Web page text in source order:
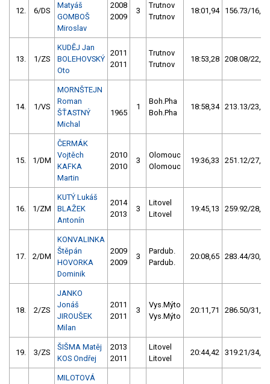
12. 6/DS
Matyáš
GOMBOŠ
Miroslav
2008
2009
3
Trutnov
Trutnov
18:01,94 156.73/16,9
13. 1/ZS
KUDĚJ Jan
BOLEHOVSKÝ
Oto
2011
2011
Trutnov
Trutnov
18:53,28 208.08/22,5
14. 1/VS
MORNŠTEJN
Roman
ŠŤASTNÝ
Michal
1965
1
Boh.Pha
Boh.Pha
18:58,34 213.13/23,0
15. 1/DM
ČERMÁK
Vojtěch
KAFKA
Martin
2010
2010
3
Olomouc
Olomouc
19:36,33 251.12/27,1
16. 1/ZM
KUTÝ Lukáš
BLAŽEK
Antonín
2014
2013
3
Litovel
Litovel
19:45,13 259.92/28,1
17. 2/DM
KONVALINKA
Štěpán
HOVORKA
Dominik
2009
2009
3
Pardub.
Pardub.
20:08,65 283.44/30,6
18. 2/ZS
JANKO
Jonáš
JIROUŠEK
Milan
2011
2011
3
Vys.Mýto
Vys.Mýto
20:11,71 286.50/31,0
19. 3/ZS
ŠIŠMA Matěj
KOS Ondřej
2013
2011
Litovel
Litovel
20:44,42 319.21/34,5
MILOTOVÁ